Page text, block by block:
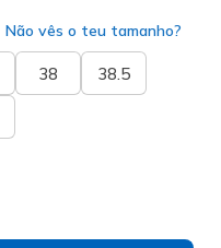
Não vês o teu tamanho?
38 38.5